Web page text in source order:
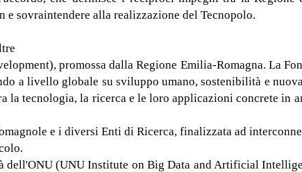
e sovraintendere alla realizzazione del Tecnopolo.
promossa dalla Regione Emilia-Romagna. La
a livello globale su sviluppo umano, sostenibilità e
tecnologia, la ricerca e le loro applicazioni concrete in
e i diversi Enti di Ricerca, finalizzata ad
(UNU Institute on Big Data and Artificial